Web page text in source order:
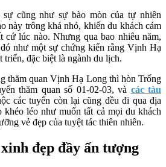
cũng như sự bào mòn của tự nhiên
này trông khá nhỏ, khiến du khách cảm
cứ lúc nào. Nhưng qua bao nhiêu năm,
như một sự chứng kiến rằng Vịnh Hạ
triển, đặc biệt là ngành du lịch.
thăm quan Vịnh Hạ Long thì hòn Trống
thăm quan số 01-02-03, và các tàu
các tuyến còn lại cũng đều đi qua địa
khéo léo như muốn tất cả mọi du khách
vẻ đẹp của tuyệt tác thiên nhiên.
đẹp đầy ấn tượng